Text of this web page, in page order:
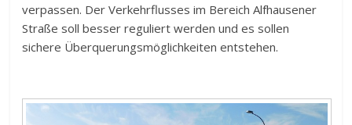
verpassen. Der Verkehrflusses im Bereich Alfhausener
Straße soll besser reguliert werden und es sollen
sichere Überquerungsmöglichkeiten entstehen.